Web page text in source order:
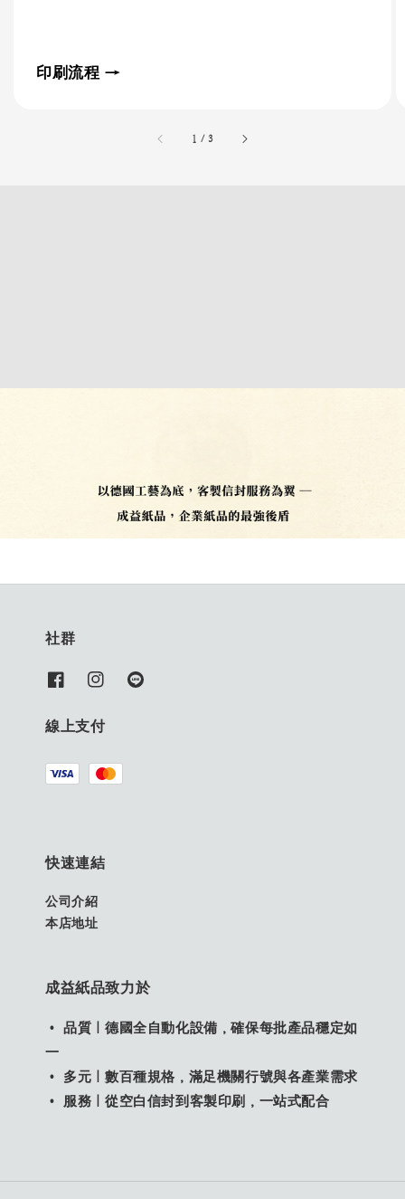
印刷流程 →
1 /accessibility.of
3
社群
線上支付
快速連結
公司介紹
本店地址
成益紙品致力於
• 品質｜德國全自動化設備，確保每批產品穩定如
一
• 多元｜數百種規格，滿足機關行號與各產業需求
• 服務｜從空白信封到客製印刷，一站式配合